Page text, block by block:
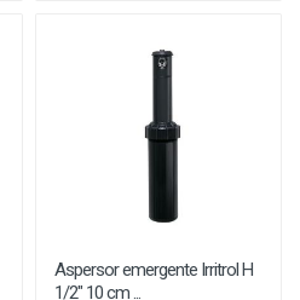
Aspersor emergente Irritrol H
1/2" 10 cm ...